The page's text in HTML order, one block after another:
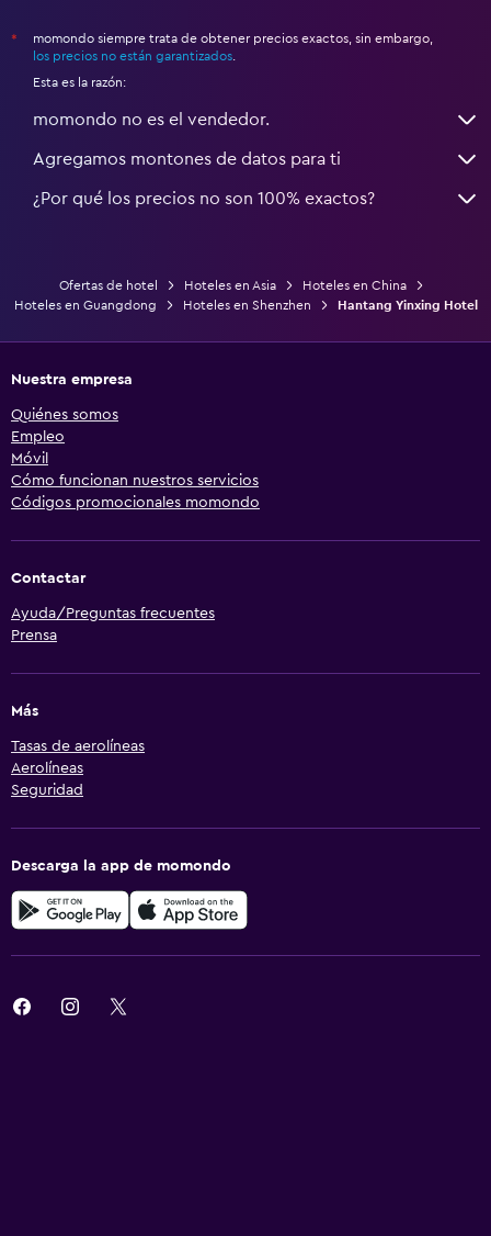
*
momondo siempre trata de obtener precios exactos, sin embargo,
los precios no están garantizados
Esta es la razón:
momondo no es el vendedor.
Agregamos montones de datos para ti
¿Por qué los precios no son 100% exactos?
Ofertas de hotel Hoteles en Asia
Hoteles en China
Hoteles en Guangdong
Hoteles en Shenzhen Hantang Yinxing Hotel
Nuestra empresa
Quiénes somos
Empleo
Móvil
Cómo funcionan nuestros servicios
Códigos promocionales momondo
Contactar
Ayuda/Preguntas frecuentes
Prensa
Más
Tasas de aerolíneas
Aerolíneas
Seguridad
Descarga la app de momondo